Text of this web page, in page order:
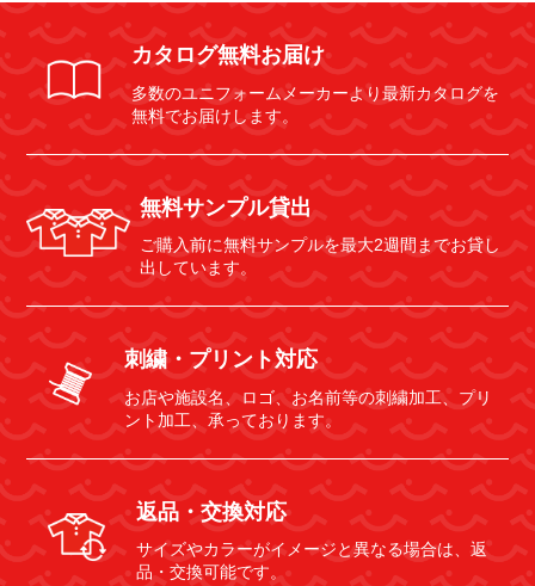
カタログ無料お届け
多数のユニフォームメーカーより最新カタログを
無料でお届けします。
無料サンプル貸出
ご購入前に無料サンプルを最大2週間までお貸し
出しています。
刺繍・プリント対応
お店や施設名、ロゴ、お名前等の刺繍加工、プリ
ント加工、承っております。
返品・交換対応
サイズやカラーがイメージと異なる場合は、返
品・交換可能です。